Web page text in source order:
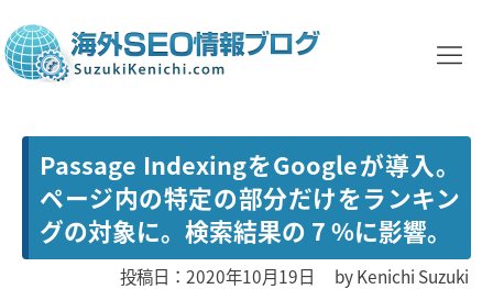
Passage IndexingをGoogleが導入。
ページ内の特定の部分だけをランキン
グの対象に。検索結果の 7 %に影響。
投稿日：2020年10月19日 byKenichi Suzuki